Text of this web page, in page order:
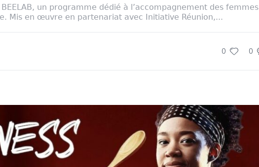
un programme dédié à l’accompagnement des femmes
Mis en œuvre en partenariat avec Initiative Réunion,...
0 0